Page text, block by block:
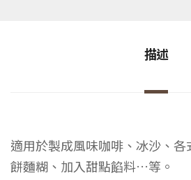
描述
適用於製成風味咖啡、冰沙、
餅麵糊、加入甜點餡料…等。